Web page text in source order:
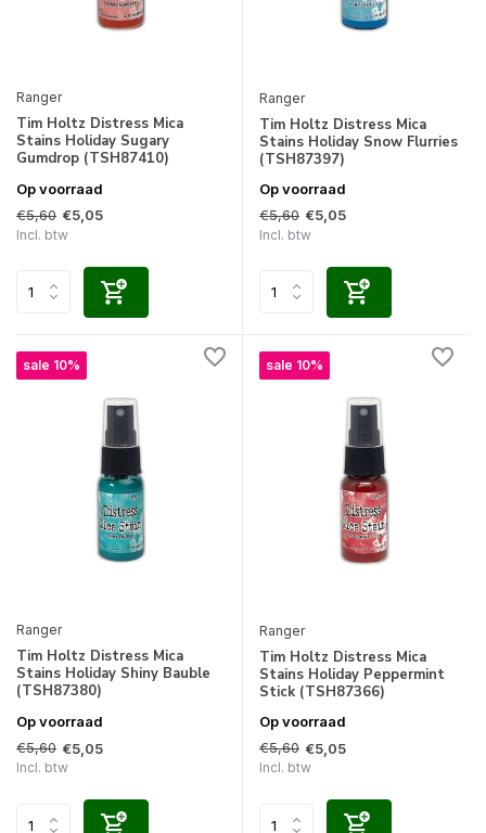
Ranger
Tim Holtz Distress Mica
Stains Holiday Sugary
Gumdrop (TSH87410)
Op voorraad
€5,60 €5,05
Incl. btw
Ranger
Tim Holtz Distress Mica
Stains Holiday Snow Flurries
(TSH87397)
Op voorraad
€5,60 €5,05
Incl. btw
sale 10%
Ranger
Tim Holtz Distress Mica
Stains Holiday Shiny Bauble
(TSH87380)
Op voorraad
€5,60 €5,05
Incl. btw
sale 10%
Ranger
Tim Holtz Distress Mica
Stains Holiday Peppermint
Stick (TSH87366)
Op voorraad
€5,60 €5,05
Incl. btw